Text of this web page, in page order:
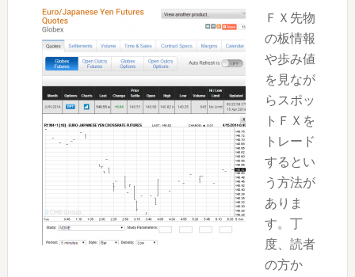
ＦＸ先物
の板情報
や歩み値
を見なが
らスポッ
トＦＸを
トレード
するとい
う方法が
ありま
す。丁
度、読者
の方か